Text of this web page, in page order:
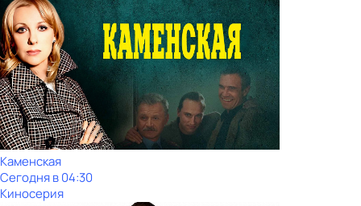
Каменская
Сегодня в 04:30
Киносерия